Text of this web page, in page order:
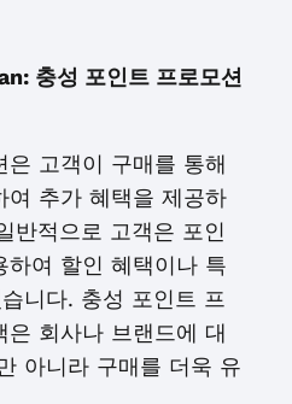
충성 포인트 프로모션
은 고객이 구매를 통해
여 추가 혜택을 제공하
반적으로 고객은 포인
하여 할인 혜택이나 특
니다. 충성 포인트 프
은 회사나 브랜드에 대
아니라 구매를 더욱 유